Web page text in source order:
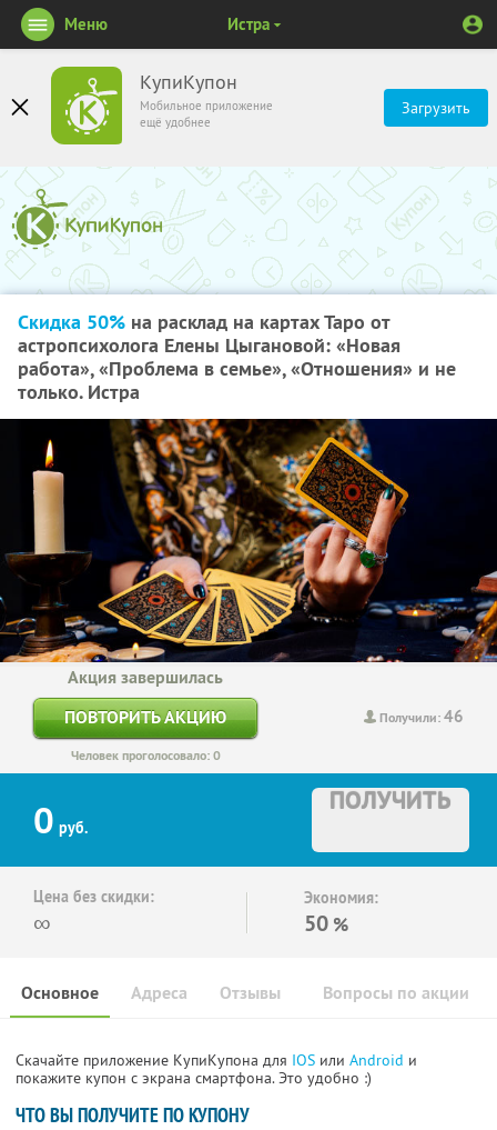
КупиКупон
Мобильное приложение
ещё удобнее
Загрузить
Меню Истра
Скидка 50% на расклад на картах Таро от
астропсихолога Елены Цыгановой: «Новая
работа», «Проблема в семье», «Отношения» и не
только. Истра
Получили:46
Акция завершилась
ПОВТОРИТЬ АКЦИЮ
Человек проголосовало: 0
0 руб.
ПОЛУЧИТЬ
Цена без скидки:
∞
Экономия:
50 %
Основное Отзывы Вопросы по акции
Адреса
Скачайте приложение КупиКупона для IOS или Android и
покажите купон с экрана смартфона. Это удобно :)
ЧТО ВЫ ПОЛУЧИТЕ ПО КУПОНУ